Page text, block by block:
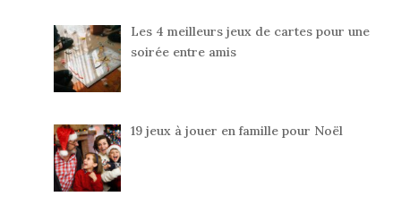
Les 4 meilleurs jeux de cartes pour une
soirée entre amis
19 jeux à jouer en famille pour Noël